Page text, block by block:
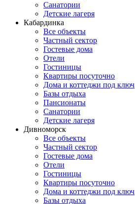
Санатории
Детские лагеря
Кабардинка
Все объекты
Частный сектор
Гостевые дома
Отели
Гостиницы
Квартиры посуточно
Дома и коттеджи под ключ
Базы отдыха
Пансионаты
Санатории
Детские лагеря
Дивноморск
Все объекты
Частный сектор
Гостевые дома
Отели
Гостиницы
Квартиры посуточно
Дома и коттеджи под ключ
Базы отдыха